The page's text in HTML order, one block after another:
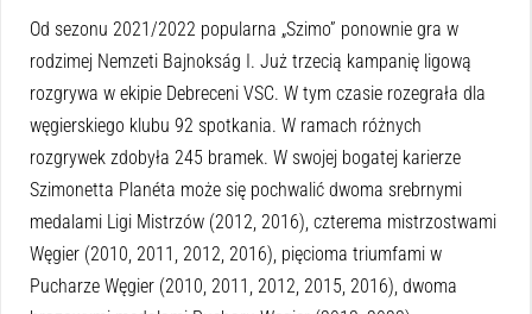
Od sezonu 2021/2022 popularna „Szimo” ponownie gra w
rodzimej Nemzeti Bajnokság I. Już trzecią kampanię ligową
rozgrywa w ekipie Debreceni VSC. W tym czasie rozegrała dla
węgierskiego klubu 92 spotkania. W ramach różnych
rozgrywek zdobyła 245 bramek. W swojej bogatej karierze
Szimonetta Planéta może się pochwalić dwoma srebrnymi
medalami Ligi Mistrzów (2012, 2016), czterema mistrzostwami
Węgier (2010, 2011, 2012, 2016), pięcioma triumfami w
Pucharze Węgier (2010, 2011, 2012, 2015, 2016), dwoma